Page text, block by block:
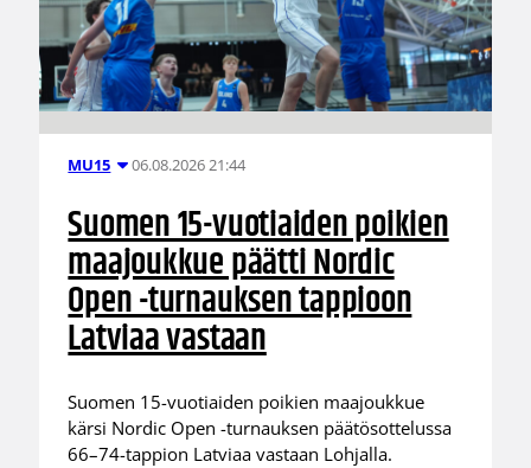
MU15 06.08.2026 21:44
Suomen 15-vuotiaiden poikien
maajoukkue päätti Nordic
Open -turnauksen tappioon
Latviaa vastaan
Suomen 15-vuotiaiden poikien maajoukkue
kärsi Nordic Open -turnauksen päätösottelussa
66–74-tappion Latviaa vastaan Lohjalla.